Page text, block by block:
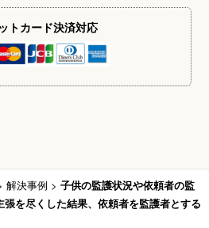
トカード決済対応
解決事例 > 子供の監護状況や依頼者の監
を尽くした結果、依頼者を監護者とする